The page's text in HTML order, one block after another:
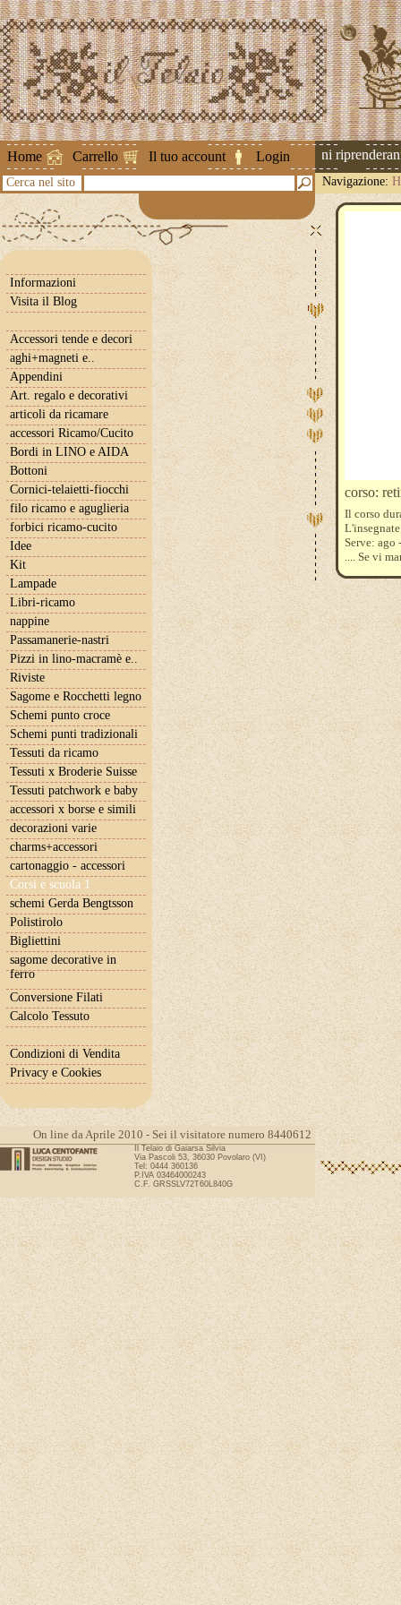
Home Carrello Il tuo account Login
Attenzione ! Le spedizioni
Cerca nel sito Navigazione:
Informazioni
Visita il Blog
Accessori tende e decori
aghi+magneti e..
Appendini
Art. regalo e decorativi
articoli da ricamare
accessori Ricamo/Cucito
Bordi in LINO e AIDA
Bottoni
Cornici-telaietti-fiocchi
filo ricamo e aguglieria
forbici ricamo-cucito
Idee
Kit
Lampade
Libri-ricamo
nappine
Passamanerie-nastri
Pizzi in lino-macramè e..
Riviste
Sagome e Rocchetti legno
Schemi punto croce
Schemi punti tradizionali
Tessuti da ricamo
Tessuti x Broderie Suisse
Tessuti patchwork e baby
accessori x borse e simili
decorazioni varie
charms+accessori
cartonaggio - accessori
Corsi e scuola 1
schemi Gerda Bengtsson
Polistirolo
Bigliettini
sagome decorative in
ferro
Conversione Filati
Calcolo Tessuto
Condizioni di Vendita
Privacy e Cookies
corso:
Il corso
Serve:
.... Se vi
I corsi
di un
On line da Aprile 2010 - Sei il visitatore numero 8440612
Il Telaio di Gaiarsa Silvia
Via Pascoli 53, 36030 Povolaro (VI)
Tel: 0444 360136
P.IVA 03464000243
C.F. GRSSLV72T60L840G